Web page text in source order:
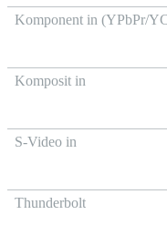
Komponent in (YPbPr/
Komposit in
S-Video in
Thunderbolt